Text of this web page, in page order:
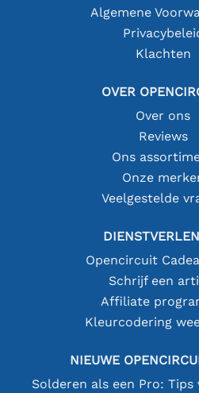
Algemene
Klachten
OVER
Over ons
Reviews
Ons
Onze
Veelgestelde
Opencircuit
Schrijf een
Affiliate
Kleurcodering
NIEUWE